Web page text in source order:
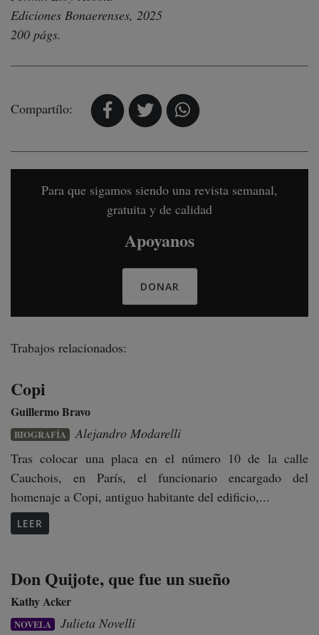
Ediciones Bonaerenses, 2025
200 págs.
Compartílo:
Para que sigamos siendo una revista semanal,
gratuita y de calidad
Apoyanos
DONAR
Trabajos relacionados:
Copi
Guillermo Bravo
BIOGRAFÍA
Alejandro Modarelli
Tras colocar una placa en el número 10 de la calle
Cauchois, en París, el funcionario encargado del
homenaje a Copi, antiguo habitante del edificio,...
LEER
Don Quijote, que fue un sueño
Kathy Acker
NOVELA
Julieta Novelli